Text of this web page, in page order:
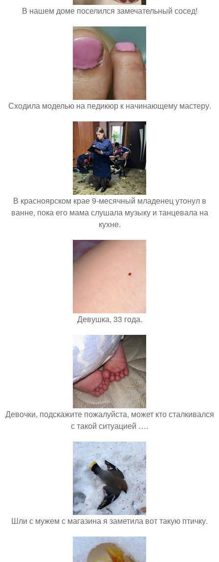
В нашем доме поселился замечательный сосед!
Сходила моделью на педикюр к начинающему мастеру.
В красноярском крае 9-месячный младенец утонул в
ванне, пока его мама слушала музыку и танцевала на
кухне.
Девушка, 33 года.
Девочки, подскажите пожалуйста, может кто сталкивался
с такой ситуацией ….
Шли с мужем с магазина я заметила вот такую птичку.